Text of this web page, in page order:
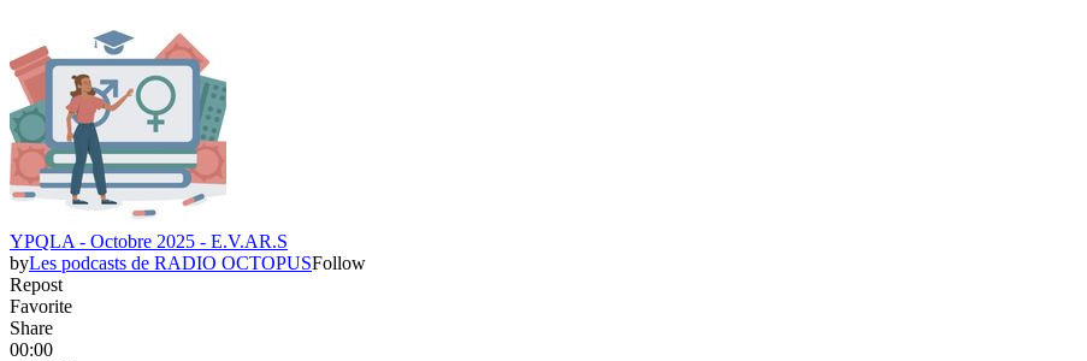
YPQLA - Octobre 2025 - E.V.AR.S
byLes podcasts de RADIO OCTOPUSFollow
Repost
Favorite
Share
00:00